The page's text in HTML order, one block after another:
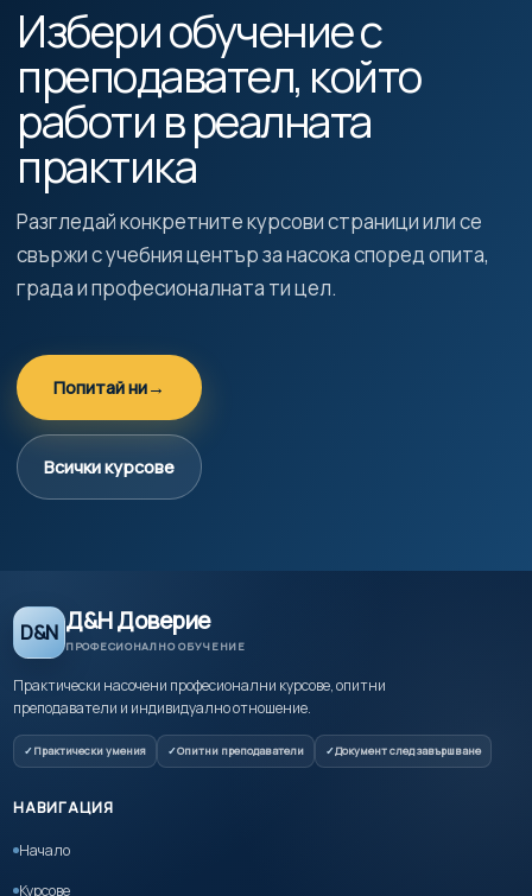
Избери обучение с
преподавател, който
работи в реалната
практика
Разгледай конкретните курсови страници или се
свържи с учебния център за насока според опита,
града и професионалната ти цел.
Попитай ни→
Всички курсове
D&N Д&Н Доверие
ПРОФЕСИОНАЛНО ОБУЧЕНИЕ
Практически насочени професионални курсове, опитни
преподаватели и индивидуално отношение.
Практически умения Опитни преподаватели Документ след завършване
НАВИГАЦИЯ
Начало
Курсове